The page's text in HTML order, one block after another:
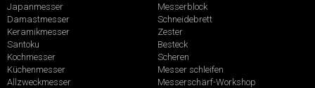
Japanmesser
Damastmesser
Keramikmesser
Santoku
Kochmesser
Küchenmesser
Allzweckmesser
Messerblock
Schneidebrett
Zester
Besteck
Scheren
Messer schleifen
Messerschärf-Workshop